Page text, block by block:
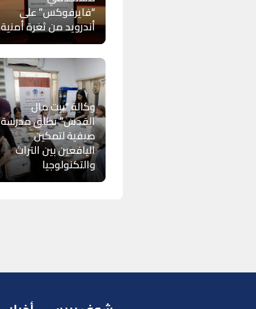
“فايرفوكس” على
أندرويد من ثغرة أمنية
وكالة “بيت مال
القدس” تطلق مدرسة
صيفية لتمكين
اليافعين بين التراث
والتكنولوجيا